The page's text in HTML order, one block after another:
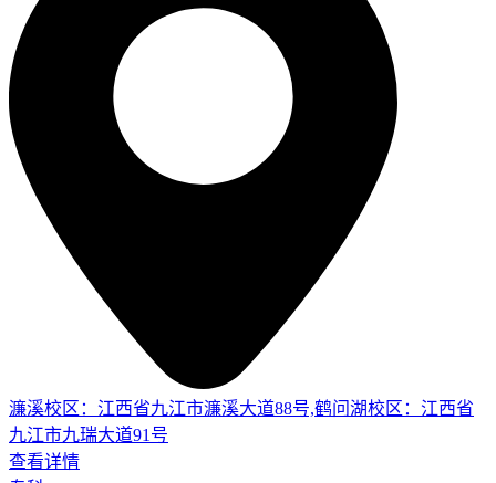
濂溪校区：江西省九江市濂溪大道88号,鹤问湖校区：江西省
九江市九瑞大道91号
查看详情